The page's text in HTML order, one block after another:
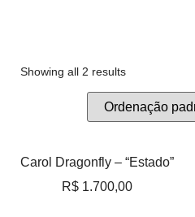
Showing all 2 results
Carol Dragonfly – “Estado”
R$ 1.700,00